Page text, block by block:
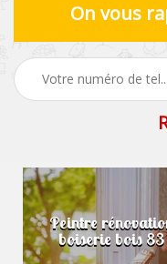
On vous
Peintre
boiserie bois 83